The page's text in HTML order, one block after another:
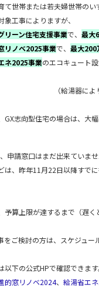
は若夫婦世帯のいず
象工事によりますが、
リーン住宅支援事業で、 最大
リノベ2025事業で、 最大200
ネ2025事業のエコキュート
より、金額異
GX志向型住宅の場合は、大
申請窓口はまだ出来ていませ
は、昨年11月22日以降すで
予算上限が達するまで（遅
をご検討の方は、スケジュー
以下の公式HPで確認できます
的窓リノベ2024、 給湯省エ